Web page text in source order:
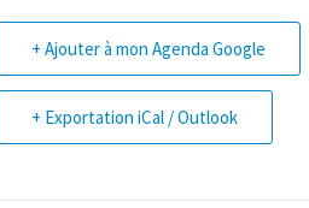
+ Ajouter à mon Agenda Google
+ Exportation iCal / Outlook